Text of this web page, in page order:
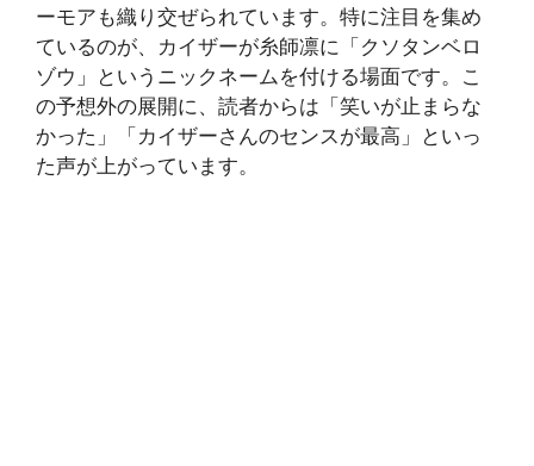
ーモアも織り交ぜられています。特に注目を集め
ているのが、カイザーが糸師凛に「クソタンベロ
ゾウ」というニックネームを付ける場面です。こ
の予想外の展開に、読者からは「笑いが止まらな
かった」「カイザーさんのセンスが最高」といっ
た声が上がっています。